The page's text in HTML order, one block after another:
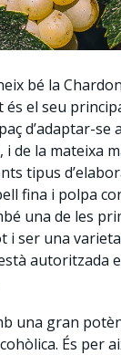
bé la
és el seu
d’adaptar-
i de la mateixa
tipus
fina i polpa
una de les
i ser una
autoritzada
una gran
És per